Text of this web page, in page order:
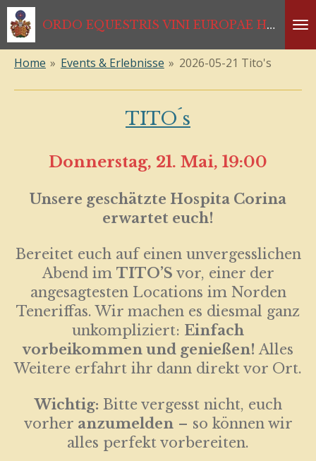
Zum
Hauptinhalt
ORDO EQUESTRIS VINI EUROPAE HABSBURGISCHER RITTERORDEN *1333*1468*1984*2024
Home » Events & Erlebnisse » 2026-05-21 Tito's
TITO´s
Donnerstag, 21. Mai, 19:00
Unsere geschätzte Hospita Corina
erwartet euch!
Bereitet euch auf einen unvergesslichen
Abend im TITO’S vor, einer der
angesagtesten Locations im Norden
Teneriffas. Wir machen es diesmal ganz
unkompliziert: Einfach
vorbeikommen und genießen! Alles
Weitere erfahrt ihr dann direkt vor Ort.
Wichtig: Bitte vergesst nicht, euch
vorher anzumelden– so können wir
alles perfekt vorbereiten.